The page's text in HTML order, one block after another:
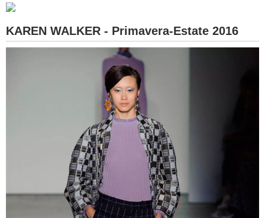
KAREN WALKER - Primavera-Estate 2016